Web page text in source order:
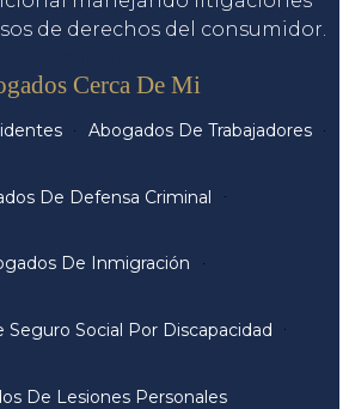
de derechos del consumidor.
Cerca De Mi
Abogados De Trabajadores
De Defensa Criminal
De Inmigración
Seguro Social Por Discapacidad
De Lesiones Personales